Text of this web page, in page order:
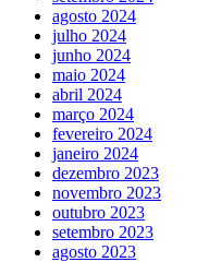
agosto 2024
julho 2024
junho 2024
maio 2024
abril 2024
março 2024
fevereiro 2024
janeiro 2024
dezembro 2023
novembro 2023
outubro 2023
setembro 2023
agosto 2023